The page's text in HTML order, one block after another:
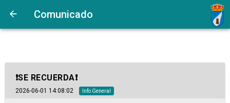
Comunicado
❗SE RECUERDA❗
2026-06-01 14:08:02 Info General